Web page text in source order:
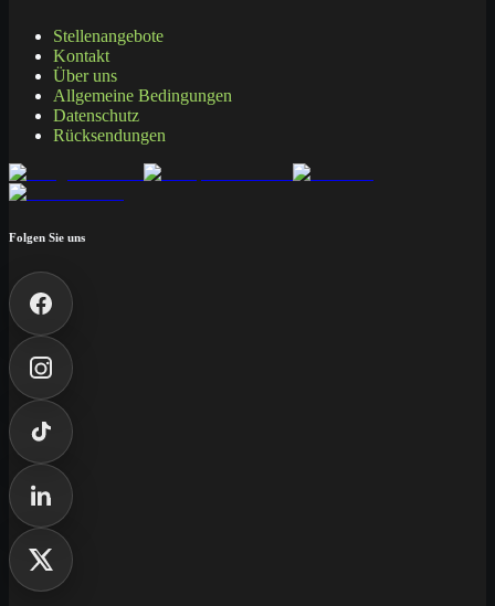
Stellenangebote
Kontakt
Über uns
Allgemeine Bedingungen
Datenschutz
Rücksendungen
Folgen Sie uns